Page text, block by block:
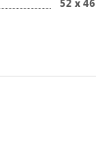
52 x